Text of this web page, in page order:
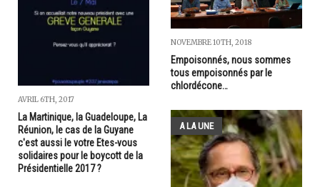
AVRIL 6TH, 2017
La Martinique, la Guadeloupe, La
Réunion, le cas de la Guyane
c'est aussi le votre Etes-vous
solidaires pour le boycott de la
Présidentielle 2017 ?
NOVEMBRE 10TH, 2018
Empoisonnés, nous sommes
tous empoisonnés par le
chlordécone…
A LA UNE